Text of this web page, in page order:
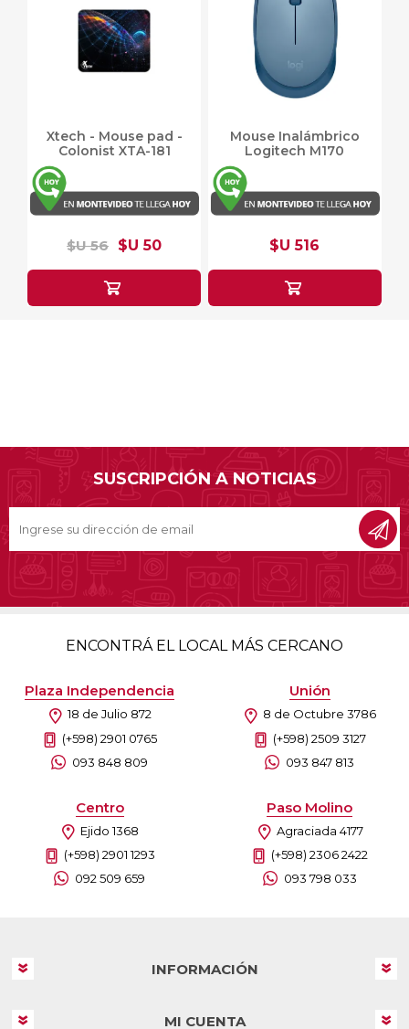
Xtech - Mouse pad -
Colonist XTA-181
$U 56 $U 50
Mouse Inalámbrico
Logitech M170
$U 516
SUSCRIPCIÓN A NOTICIAS
ENCONTRÁ EL LOCAL MÁS CERCANO
Plaza Independencia
18 de Julio 872
(+598) 2901 0765
093 848 809
Unión
8 de Octubre 3786
(+598) 2509 3127
093 847 813
Centro
Ejido 1368
(+598) 2901 1293
092 509 659
Paso Molino
Agraciada 4177
(+598) 2306 2422
093 798 033
INFORMACIÓN
MI CUENTA